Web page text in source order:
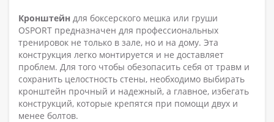
Кронштейн для боксерского мешка или груши
OSPORT предназначен для профессиональных
тренировок не только в зале, но и на дому. Эта
конструкция легко монтируется и не доставляет
проблем. Для того чтобы обезопасить себя от травм и
сохранить целостность стены, необходимо выбирать
кронштейн прочный и надежный, а главное, избегать
конструкций, которые крепятся при помощи двух и
менее болтов.